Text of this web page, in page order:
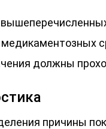
должны
причины